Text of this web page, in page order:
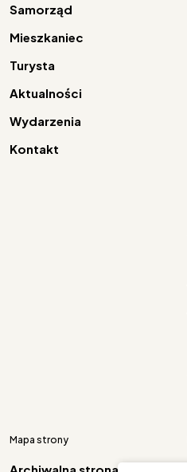
Samorząd
Mieszkaniec
Turysta
Aktualności
Wydarzenia
Kontakt
Mapa strony